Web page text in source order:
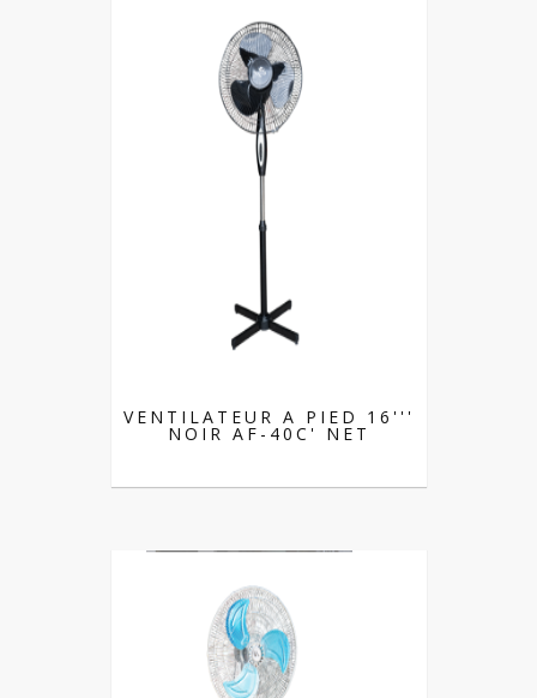
VENTILATEUR A PIED 16'''
NOIR AF-40C' NET